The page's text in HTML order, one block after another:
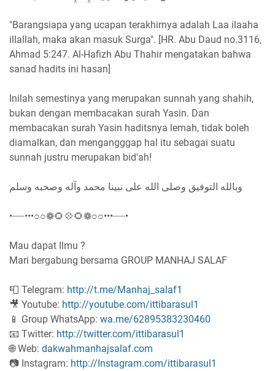
"Barangsiapa yang ucapan terakhirnya adalah Laa ilaaha
illallah, maka akan masuk Surga". [HR. Abu Daud no.3116,
Ahmad 5:247. Al-Hafizh Abu Thahir mengatakan bahwa
sanad hadits ini hasan]
Inilah semestinya yang merupakan sunnah yang shahih,
bukan dengan membacakan surah Yasin. Dan
membacakan surah Yasin haditsnya lemah, tidak boleh
diamalkan, dan mengangggap hal itu sebagai suatu
sunnah justru merupakan bid'ah!
وبالله التوفيق وصلى الله على نبينا محمد وآله وصحبه وسلم
•┈┈•••○○❁🌻💠🌻❁○○•••┈┈•
Mau dapat Ilmu ?
Mari bergabung bersama GROUP MANHAJ SALAF
📮 Telegram: http://t.me/Manhaj_salaf1
🎥 Youtube: http://youtube.com/ittibarasul1
📱 Group WhatsApp: wa.me/62895383230460
📧 Twitter: http://twitter.com/ittibarasul1
🌐 Web: dakwahmanhajsalaf.com
📷 Instagram: http://Instagram.com/ittibarasul1